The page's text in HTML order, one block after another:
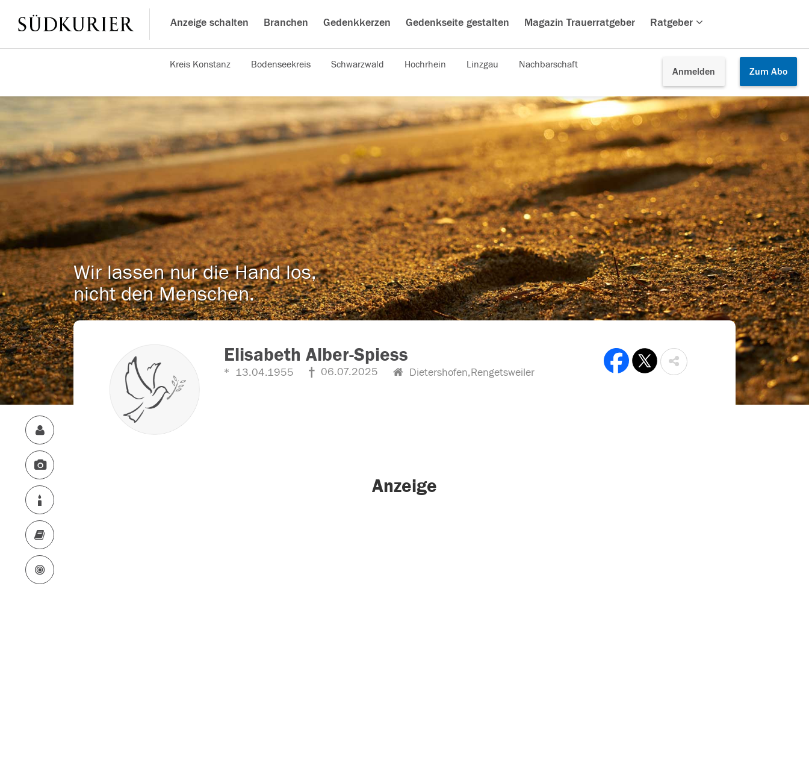
Anzeige schalten Branchen Gedenkkerzen Gedenkseite gestalten Magazin Trauerratgeber Ratgeber
Anmelden Zum Abo
Kreis Konstanz Bodenseekreis Schwarzwald Hochrhein Linzgau Nachbarschaft
Wir lassen nur die Hand los,
nicht den Menschen.
Elisabeth Alber-Spiess
13.04.1955 06.07.2025 Dietershofen,Rengetsweiler
Anzeige